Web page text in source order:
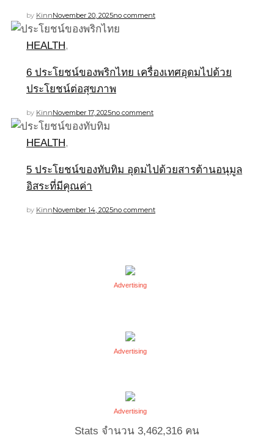
by KinnNovember 20, 2025no comment
HEALTH,
6 ประโยชน์ของพริกไทย เครื่องเทศอุดมไปด้วย
ประโยชน์ต่อสุขภาพ
by KinnNovember 17, 2025no comment
HEALTH,
5 ประโยชน์ของทับทิม อุดมไปด้วยสารต้านอนุมูล
อิสระที่มีคุณค่า
by KinnNovember 14, 2025no comment
Advertising
Advertising
Advertising
Stats จำนวน 3,462,316 คน